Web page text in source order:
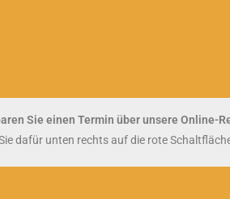
Sie einen Termin über unsere Online-
dafür unten rechts auf die rote